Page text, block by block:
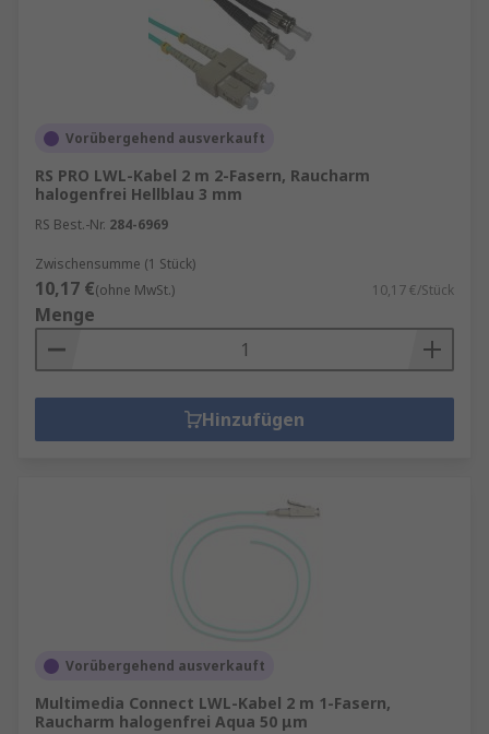
Vorübergehend ausverkauft
RS PRO LWL-Kabel 2 m 2-Fasern, Raucharm
halogenfrei Hellblau 3 mm
RS Best.-Nr. 284-6969
Zwischensumme (1 Stück)
10,17 €(ohne MwSt.) 10,17 €/Stück
Menge
Hinzufügen
Vorübergehend ausverkauft
Multimedia Connect LWL-Kabel 2 m 1-Fasern,
Raucharm halogenfrei Aqua 50 μm